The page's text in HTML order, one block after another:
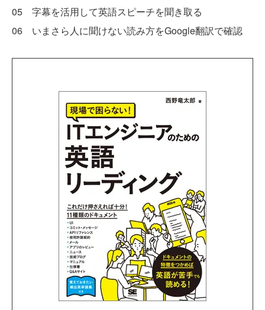
05 字幕を活用して英語スピーチを聞き取る
06 いまさら人に聞けない読み方をGoogle翻訳で確認